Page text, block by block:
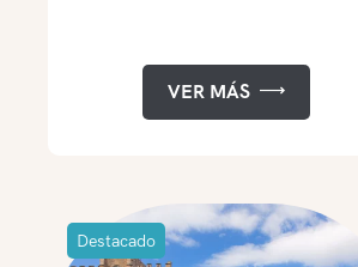
VER MÁS
Destacado